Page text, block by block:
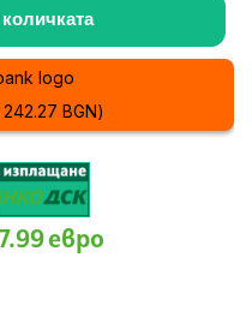
MSZ-
LN25VGR/MUZ-
Ruby
Red
quantity
BGN)
евро